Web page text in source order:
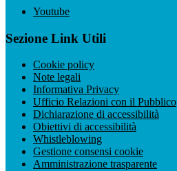
Youtube
Sezione Link Utili
Cookie policy
Note legali
Informativa Privacy
Ufficio Relazioni con il Pubblico
Dichiarazione di accessibilità
Obiettivi di accessibilità
Whistleblowing
Gestione consensi cookie
Amministrazione trasparente